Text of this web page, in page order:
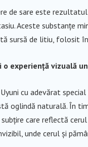
de sare este
Aceste substanțe
sursă de litiu, folosit
o experiență vizuală
cu adevărat
oglindă naturală. În
care reflectă
unde cerul și